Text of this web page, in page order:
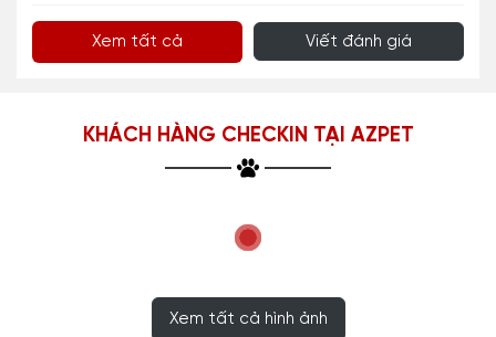
Xem tất cả Viết đánh giá
KHÁCH HÀNG CHECKIN TẠI AZPET
Xem tất cả hình ảnh